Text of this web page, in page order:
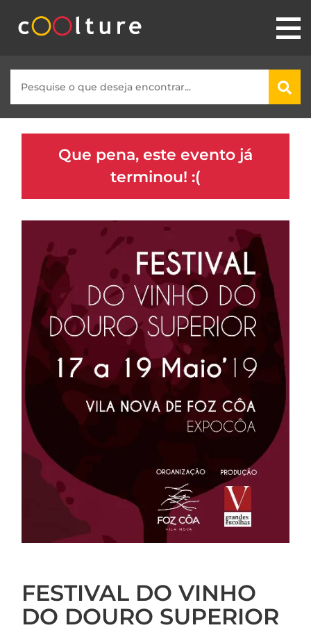
Que pena, este evento já
terminou! :(
FESTIVAL DO VINHO
DO DOURO SUPERIOR